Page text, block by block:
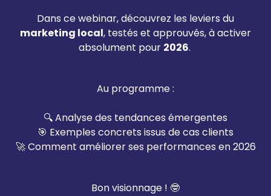
Dans ce webinar, découvrez les leviers du
marketing local, testés et approuvés, à activer
absolument pour 2026.
Au programme :
🔍 Analyse des tendances émergentes
🎯 Exemples concrets issus de cas clients
🚀 Comment améliorer ses performances en 2026
Bon visionnage ! 🤓